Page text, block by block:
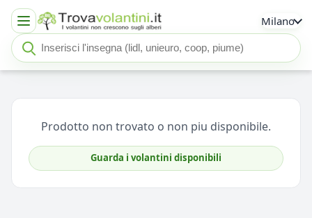
Milano
Cerca insegna o negozio
Seleziona un'insegna
Prodotto non trovato o non piu disponibile.
Guarda i volantini disponibili